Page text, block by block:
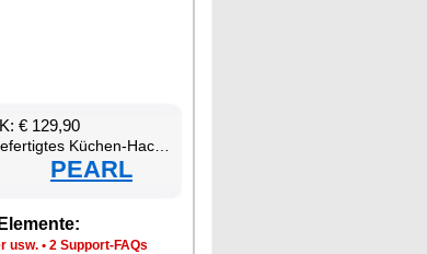
€ 129,90
Kü­chen-Hack­mes­ser
PEARL
usw. • 2 Sup­port-FAQs